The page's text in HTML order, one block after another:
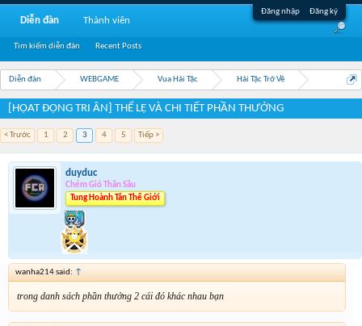
Đăng nhập Đăng ký
Diễn đàn WEBGAME Vua Hải Tặc Hải Tặc Trở Về
[HỌAT ĐỘNG TRI ÂN] THỂ LỆ VÀ CHI TIẾT PHẦN THƯỞNG
< Trước 1 2 3 4 5 Tiếp >
duyduc
Chém Gió Thần Sầu
Tung Hoành Tân Thế Giới
wanha214 said: ↑
trong danh sách phần thưởng 2 cái đó khác nhau bạn
Diễn đàn
Tìm kiếm diễn đàn Recent Posts
Thành viên